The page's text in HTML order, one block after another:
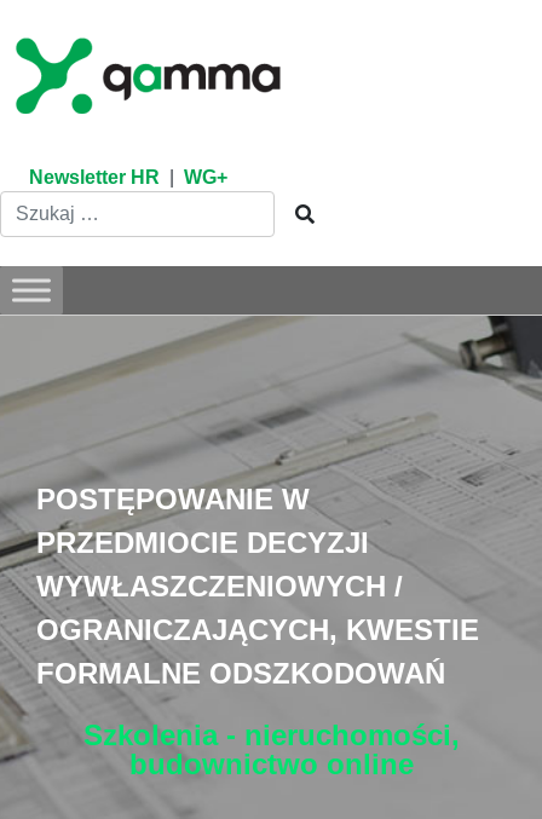
content
Newsletter HR WG+
POSTĘPOWANIE W
PRZEDMIOCIE DECYZJI
WYWŁASZCZENIOWYCH /
OGRANICZAJĄCYCH, KWESTIE
FORMALNE ODSZKODOWAŃ
Szkolenia - nieruchomości,
budownictwo online